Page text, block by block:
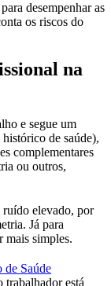
desempenhar as
os riscos do
na
e segue um
de saúde),
complementares
ou outros,
ruído elevado, por
Já para
mais simples.
de Saúde
trabalhador está